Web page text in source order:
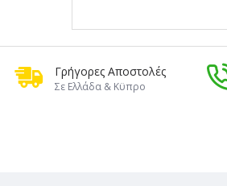
Γρήγορες Αποστολές
Σε Ελλάδα & Κϋπρο